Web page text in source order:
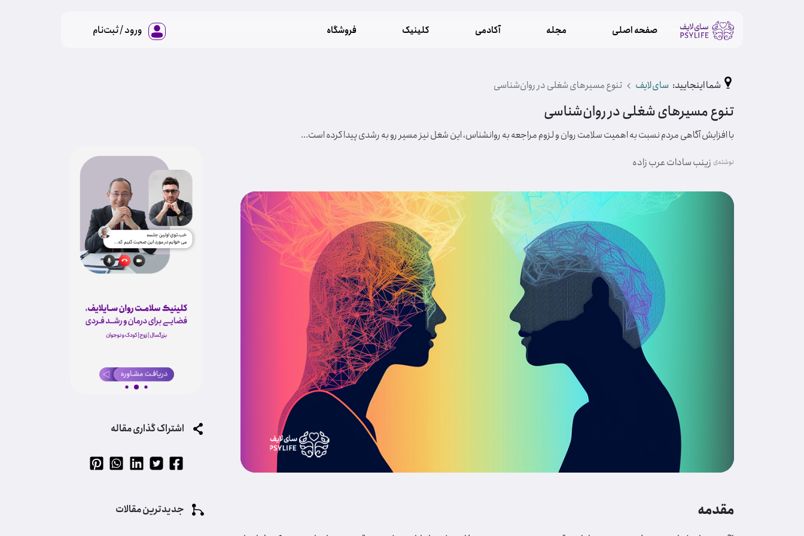
صفحه اصلی مجله آکادمی کلینیک فروشگاه ورود / ثبت‌نام
شما اینجایید: سای‌لایف تنوع مسیرهای شغلی در روان‌شناسی
تنوع مسیرهای شغلی در روان‌شناسی
با افزایش آگاهی مردم نسبت به اهمیت سلامت روان و لزوم مراجعه به روانشناس، این شغل نیز مسیر رو به رشدی پیدا کرده است...
نوشته‌ی زینب سادات عرب زاده
مقدمه
اشتراک گذاری مقاله
جدیدترین مقالات